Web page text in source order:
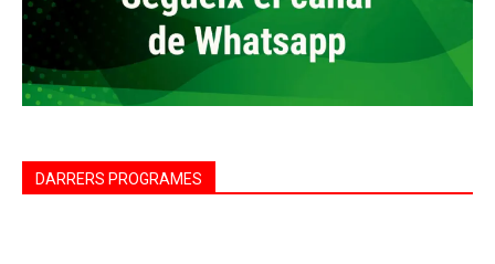
DARRERS PROGRAMES